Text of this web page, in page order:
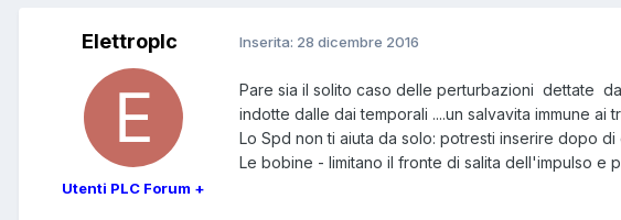
Elettroplc
Utenti PLC Forum +
Inserita: 28 dicembre 2016
Pare sia il solito caso delle perturbazioni dettate
indotte dalle dai temporali ....un salvavita immune
Lo Spd non ti aiuta da solo: potresti inserire dopo
Le bobine - limitano il fronte di salita dell'impulso e